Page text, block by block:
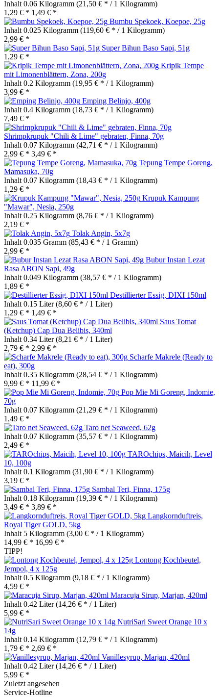
Inhalt 0.06 Kilogramm (21,50 € * / 1 Kilogramm)
1,29 € * 1,49 € *
Bumbu Spekoek, Koepoe, 25g
Inhalt 0.025 Kilogramm (119,60 € * / 1 Kilogramm)
2,99 € *
Super Bihun Baso Sapi, 51g
1,29 € *
Kripik Tempe
mit Limonenblättern, Zona, 200g
Inhalt 0.2 Kilogramm (19,95 € * / 1 Kilogramm)
3,99 € *
Emping Belinjo, 400g
Inhalt 0.4 Kilogramm (18,73 € * / 1 Kilogramm)
7,49 € *
Shrimpkrupuk "Chili & Lime" gebraten, Finna, 70g
Inhalt 0.07 Kilogramm (42,71 € * / 1 Kilogramm)
2,99 € * 3,49 € *
Tepung Tempe Goreng,
Mamasuka, 70g
Inhalt 0.07 Kilogramm (18,43 € * / 1 Kilogramm)
1,29 € *
Krupuk Kampung
"Mawar", Nesia, 250g
Inhalt 0.25 Kilogramm (8,76 € * / 1 Kilogramm)
2,19 € *
Tolak Angin, 5x7g
Inhalt 0.035 Gramm (85,43 € * / 1 Gramm)
2,99 € *
Bubur Instan Lezat
Rasa ABON Sapi, 49g
Inhalt 0.049 Kilogramm (38,57 € * / 1 Kilogramm)
1,89 € *
Destillierter Essig, DIXI 150ml
Inhalt 0.15 Liter(8,60 € * / 1 Liter)
1,29 € * 1,49 € *
Saus Tomat
(Ketchup) Cap Dua Belibis, 340ml
Inhalt 0.34 Liter(8,21 € * / 1 Liter)
2,79 € * 2,99 € *
Scharfe Makrele (Ready to
eat), 300g
Inhalt 0.35 Kilogramm (28,54 € * / 1 Kilogramm)
9,99 € * 11,99 € *
Pop Mie Mi Goreng, Indomie,
70g
Inhalt 0.07 Kilogramm (21,29 € * / 1 Kilogramm)
1,49 € *
Taro net Seaweed, 62g
Inhalt 0.07 Kilogramm (35,57 € * / 1 Kilogramm)
2,49 € *
TAROchips, Maicih, Level
10, 100g
Inhalt 0.1 Kilogramm (31,90 € * / 1 Kilogramm)
3,19 € *
Sambal Teri, Finna, 175g
Inhalt 0.18 Kilogramm (19,39 € * / 1 Kilogramm)
3,49 € * 3,89 € *
Langkornduftreis,
Royal Tiger GOLD, 5kg
Inhalt 5 Kilogramm (3,00 € * / 1 Kilogramm)
14,99 € * 16,99 € *
TIPP!
Lontong Kochbeutel,
Jempol, 4 x 125g
Inhalt 0.5 Kilogramm (9,18 € * / 1 Kilogramm)
4,59 € *
Maracuja Sirup, Marjan, 420ml
Inhalt 0.42 Liter(14,26 € * / 1 Liter)
5,99 € *
NutriSari Sweet Orange 10 x
14g
Inhalt 0.14 Kilogramm (12,79 € * / 1 Kilogramm)
1,79 € * 2,69 € *
Vanillesyrup, Marjan, 420ml
Inhalt 0.42 Liter(14,26 € * / 1 Liter)
5,99 € *
Zuletzt angesehen
Service-Hotline